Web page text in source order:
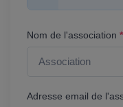
Nom de l'association *
Adresse email de